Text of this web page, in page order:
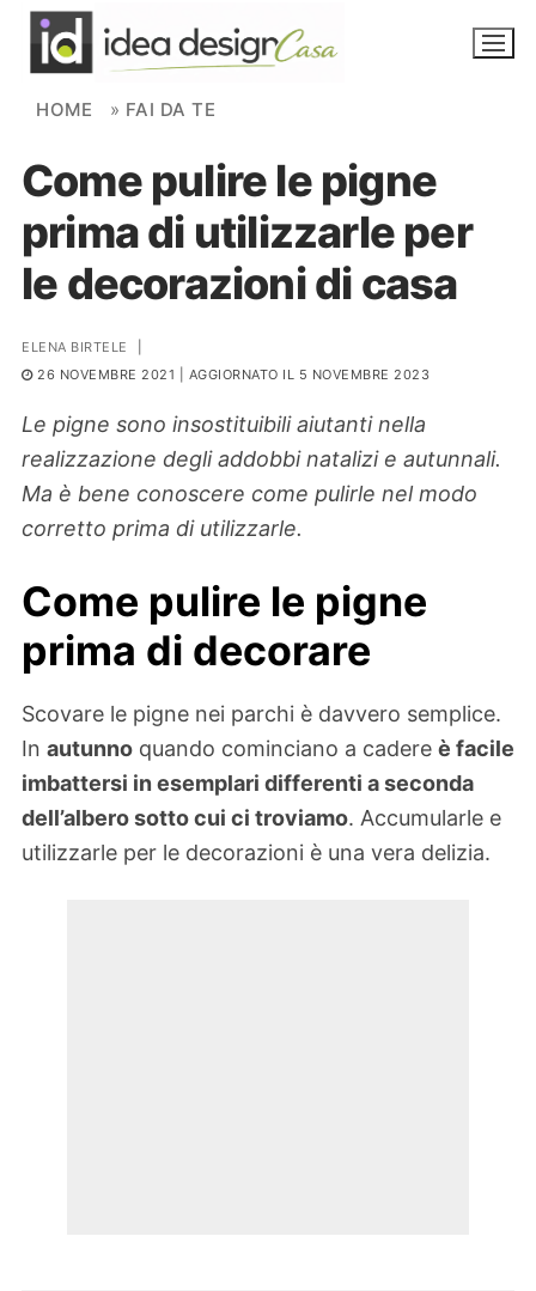
Skip to content
NOVITÀ
AMBIENTI
FAI DA TE
PIANTE
Search for:
HOME » FAI DA TE
Come pulire le pigne
prima di utilizzarle per
le decorazioni di casa
ELENA BIRTELE
26 NOVEMBRE 2021 | AGGIORNATO IL 5 NOVEMBRE 2023
Le pigne sono insostituibili aiutanti nella
realizzazione degli addobbi natalizi e autunnali.
Ma è bene conoscere come pulirle nel modo
corretto prima di utilizzarle.
Come pulire le pigne
prima di decorare
Scovare le pigne nei parchi è davvero semplice.
In autunno quando cominciano a cadere è facile
imbattersi in esemplari differenti a seconda
dell’albero sotto cui ci troviamo. Accumularle e
utilizzarle per le decorazioni è una vera delizia.